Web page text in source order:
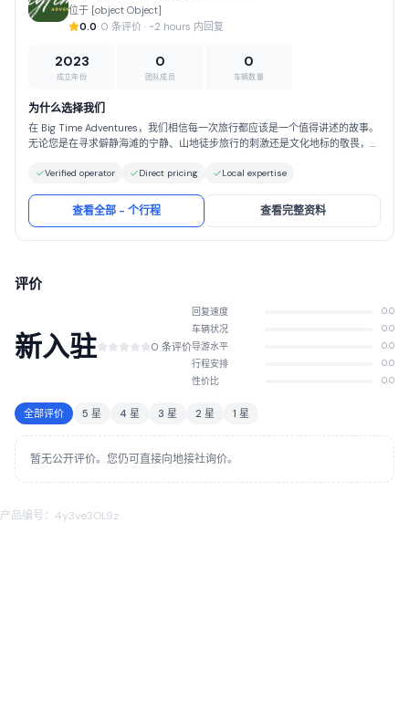
位于 [object Object]
0.0· 0 条评价 · ~2 hours 内回复
2023
成立年份
0
团队成员
0
车辆数量
为什么选择我们
在 Big Time Adventures，我们相信每一次旅行都应该是一个值得讲述的故事。
无论您是在寻求僻静海滩的宁静、山地徒步旅行的刺激还是文化地标的敬畏，我
和负责任的旅游为基础的旅行体验。我们以精心的规划、对细节的关注以及对如
的照顾，可以完全放心地自由享受世界的奇迹。
Verified operator Direct pricing Local expertise
查看全部 - 个行程 查看完整资料
评价
新入驻 0 条评价
回复速度 0.0
车辆状况 0.0
导游水平 0.0
行程安排 0.0
性价比 0.0
全部评价 5 星 4 星 3 星 2 星 1 星
暂无公开评价。您仍可直接向地接社询价。
产品编号：4y3ve3OL9z